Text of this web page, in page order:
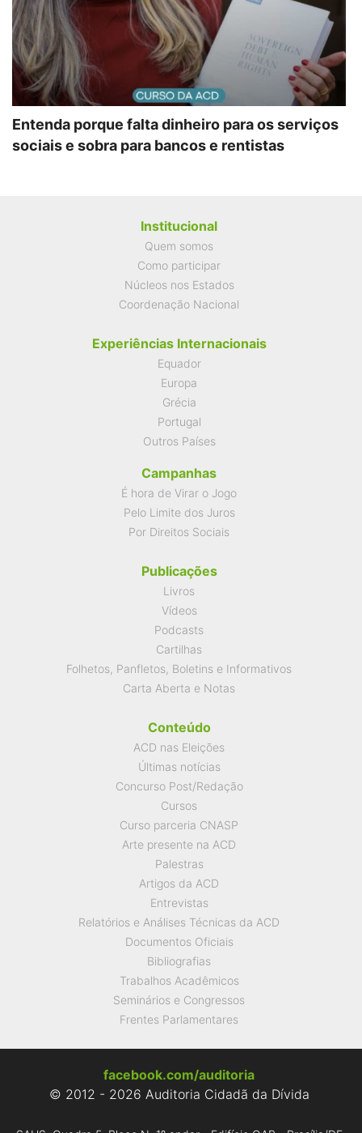
Entenda porque falta dinheiro para os serviços
sociais e sobra para bancos e rentistas
Institucional
Quem somos
Como participar
Núcleos nos Estados
Coordenação Nacional
Experiências Internacionais
Equador
Europa
Grécia
Portugal
Outros Países
Campanhas
É hora de Virar o Jogo
Pelo Limite dos Juros
Por Direitos Sociais
Publicações
Livros
Vídeos
Podcasts
Cartilhas
Folhetos, Panfletos, Boletins e Informativos
Carta Aberta e Notas
Conteúdo
ACD nas Eleições
Últimas notícias
Concurso Post/Redação
Cursos
Curso parceria CNASP
Arte presente na ACD
Palestras
Artigos da ACD
Entrevistas
Relatórios e Análises Técnicas da ACD
Documentos Oficiais
Bibliografias
Trabalhos Acadêmicos
Seminários e Congressos
Frentes Parlamentares
facebook.com/auditoria
© 2012 - 2026 Auditoria Cidadã da Dívida